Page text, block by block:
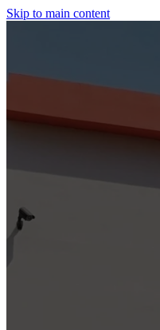
Skip to main content